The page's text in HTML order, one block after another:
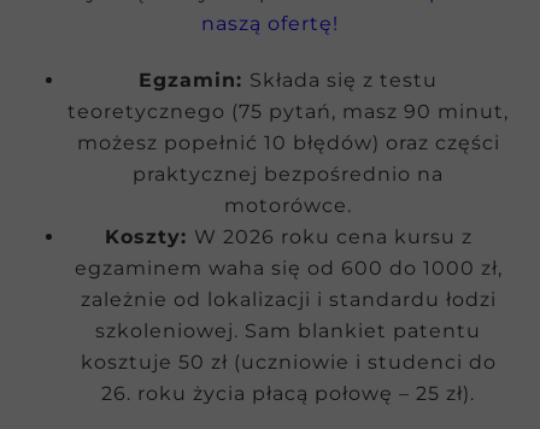
naszą ofertę!
Egzamin: Składa się z testu
teoretycznego (75 pytań, masz 90 minut,
możesz popełnić 10 błędów) oraz części
praktycznej bezpośrednio na
motorówce.
Koszty: W 2026 roku cena kursu z
egzaminem waha się od 600 do 1000 zł,
zależnie od lokalizacji i standardu łodzi
szkoleniowej. Sam blankiet patentu
kosztuje 50 zł (uczniowie i studenci do
26. roku życia płacą połowę – 25 zł).